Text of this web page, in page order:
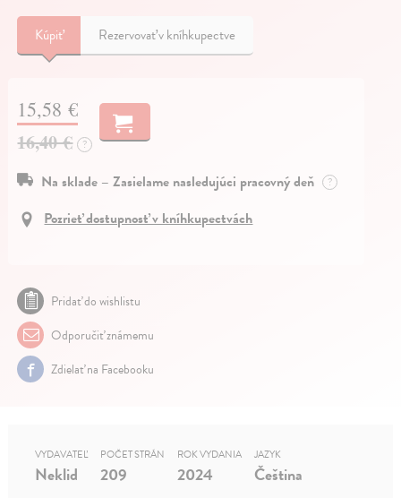
Kúpiť Rezervovať v kníhkupectve
15,58 €
16,40 € ?
Na sklade – Zasielame nasledujúci pracovný deň ?
Pozrieť dostupnosť v kníhkupectvách
Pridať do wishlistu
Odporučiť známemu
Zdielať na Facebooku
VYDAVATEĽ
Neklid
POČET STRÁN
209
ROK VYDANIA
2024
JAZYK
Čeština